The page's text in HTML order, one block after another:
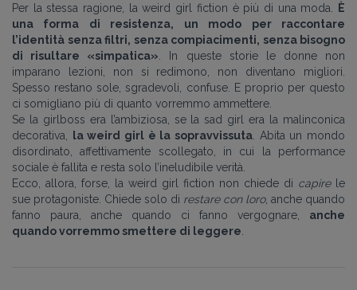
Per la stessa ragione, la weird girl fiction è più di una moda.
È
una forma di resistenza, un modo per raccontare
l’identità senza filtri, senza compiacimenti, senza bisogno
di risultare «simpatica». In queste storie le donne non
imparano lezioni, non si redimono, non diventano migliori.
Spesso restano sole, sgradevoli, confuse. E proprio per questo
ci somigliano più di quanto vorremmo ammettere.
Se la girlboss era l’ambiziosa, se la sad girl era la malinconica
decorativa, la weird girl è la sopravvissuta. Abita un mondo
disordinato, affettivamente scollegato, in cui la performance
sociale è fallita e resta solo l’ineludibile verità.
Ecco, allora, forse, la weird girl fiction non chiede di capirele
sue protagoniste. Chiede solo di restare con loro, anche quando
fanno paura, anche quando ci fanno vergognare, anche
quando vorremmo smettere di leggere.